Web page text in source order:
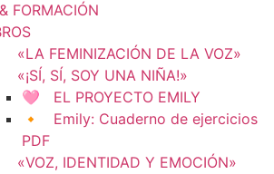
FORMACIÓN
«LA FEMINIZACIÓN DE LA VOZ»
«¡SÍ, SÍ, SOY UNA NIÑA!»
🩷 EL PROYECTO EMILY
🔸 Emily: Cuaderno de ejercicios
PDF
«VOZ, IDENTIDAD Y EMOCIÓN»